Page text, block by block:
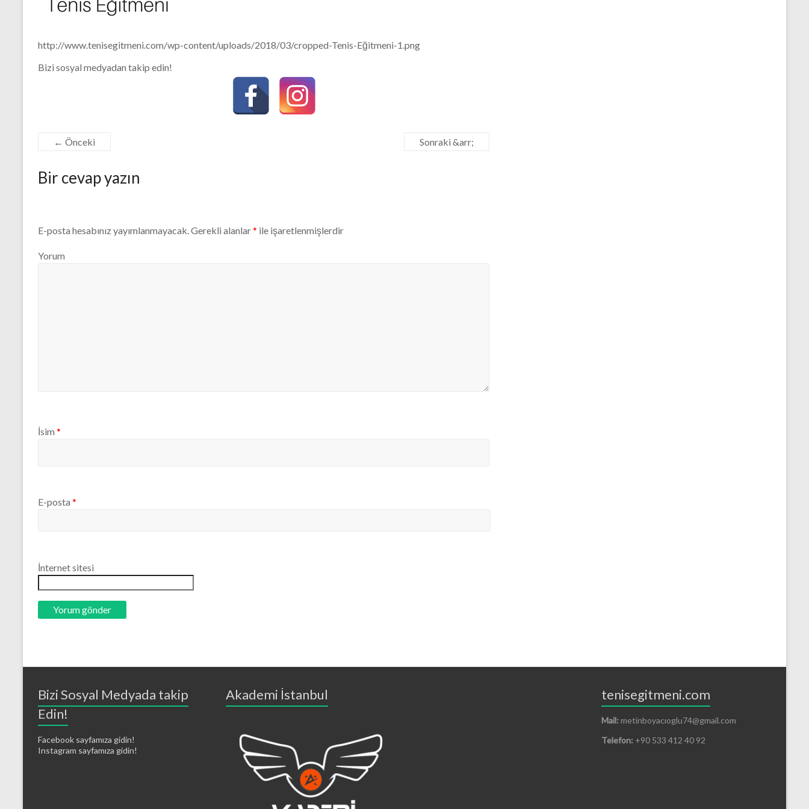
http://www.tenisegitmeni.com/wp-content/uploads/2018/03/cropped-Tenis-Eğitmeni-1.png
Bizi sosyal medyadan takip edin!
← Önceki Sonraki &arr;
Bir cevap yazın
E-posta hesabınız yayımlanmayacak.Gerekli alanlar* ile işaretlenmişlerdir
Yorum
İsim *
E-posta *
İnternet sitesi
Bizi Sosyal Medyada takip
Edin!
Facebook sayfamıza gidin!
Instagram sayfamıza gidin!
Akademi İstanbul tenisegitmeni.com
Mail: metinboyacıoglu74@gmail.com
Telefon: +90 533 412 40 92